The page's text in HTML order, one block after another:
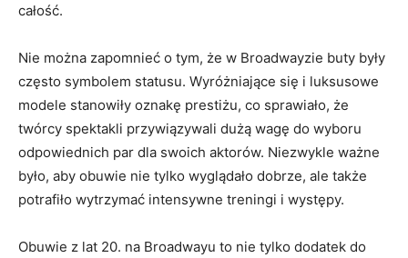
całość.
Nie można zapomnieć o tym, że w Broadwayzie buty były
często symbolem statusu. Wyróżniające się i luksusowe
modele stanowiły oznakę prestiżu, co sprawiało, że
twórcy spektakli przywiązywali dużą wagę do wyboru
odpowiednich par dla swoich aktorów. Niezwykle ważne
było, aby obuwie nie tylko wyglądało dobrze, ale także
potrafiło wytrzymać intensywne treningi i występy.
Obuwie z lat 20. na Broadwayu to nie tylko dodatek do